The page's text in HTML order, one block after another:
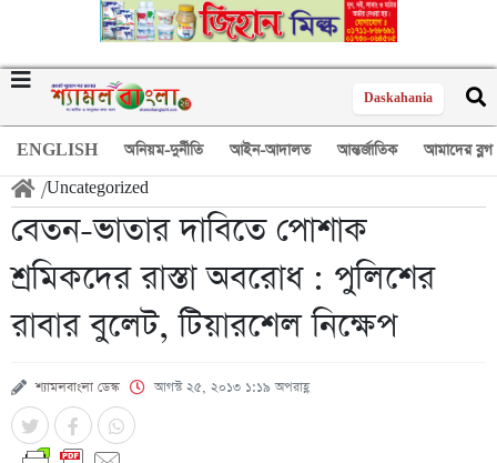
Daskahania
ENGLISH অনিয়ম-দুর্নীতি আইন-আদালত আন্তর্জাতিক আমাদের ব্লগ
/Uncategorized
বেতন-ভাতার দাবিতে পোশাক
শ্রমিকদের রাস্তা অবরোধ : পুলিশের
রাবার বুলেট, টিয়ারশেল নিক্ষেপ
শ্যামলবাংলা ডেস্ক আগস্ট ২৫, ২০১৩ ১:১৯ অপরাহ্ণ